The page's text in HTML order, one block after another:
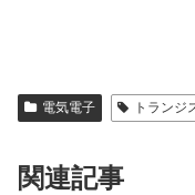
電気電子 トランジ
関連記事